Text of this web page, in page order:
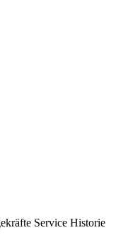
Service Historie